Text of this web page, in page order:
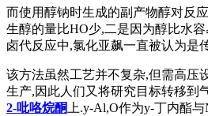
而使用醇钠时生成的副产物醇对反
生醇的量比HO少,二是因为醇比水
卤代反应中,氯化亚飙一直被认为是
该方法虽然工艺并不复杂,但需高压
生产,因此人们又将研究目标转移到
2-吡咯烷酮 上.y-Al,O作为y-丁内酯